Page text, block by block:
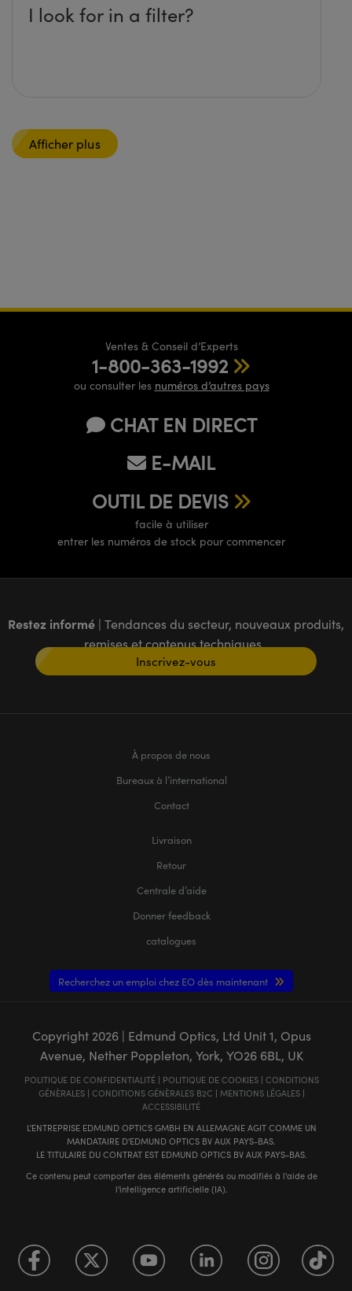
I look for in a filter?
Afficher plus
Ventes & Conseil d’Experts
1-800-363-1992
ou consulter les numéros d’autres pays
CHAT EN DIRECT
E-MAIL
OUTIL DE DEVIS
facile à utiliser
entrer les numéros de stock pour commencer
Restez informé | Tendances du secteur, nouveaux produits,
remises et contenus techniques
Inscrivez-vous
À propos de nous
Bureaux à l’international
Contact
Livraison
Retour
Centrale d’aide
Donner feedback
catalogues
Recherchez un emploi chez EO dès maintenant
Copyright 2026| Edmund Optics, Ltd Unit 1, Opus
Avenue, Nether Poppleton, York, YO26 6BL, UK
POLITIQUE DE CONFIDENTIALITÉ| POLITIQUE DE COOKIES| CONDITIONS
GÉNÈRALES| CONDITIONS GÉNÈRALES B2C | MENTIONS LÉGALES|
ACCESSIBILITÉ
L'ENTREPRISE EDMUND OPTICS GMBH EN ALLEMAGNE AGIT COMME UN
MANDATAIRE D'EDMUND OPTICS BV AUX PAYS-BAS.
LE TITULAIRE DU CONTRAT EST EDMUND OPTICS BV AUX PAYS-BAS.
Ce contenu peut comporter des éléments générés ou modifiés à l'aide de
l'intelligence artificielle (IA).